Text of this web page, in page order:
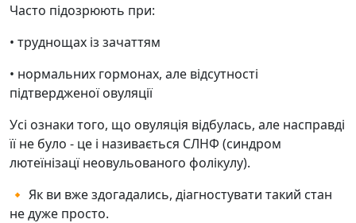
Часто підозрюють при:
• труднощах із зачаттям
• нормальних гормонах, але відсутності
підтвердженої овуляції
Усі ознаки того, що овуляція відбулась, але насправді
її не було - це і називається СЛНФ (синдром
лютеїнізацї неовульованого фолікулу).
🔸 Як ви вже здогадались, діагностувати такий стан
не дуже просто.